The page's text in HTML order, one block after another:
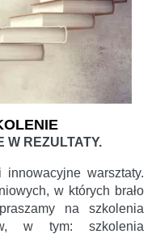
W REZULTATY.
warsztaty.
w których brało
na szkolenia
w tym: szkolenia